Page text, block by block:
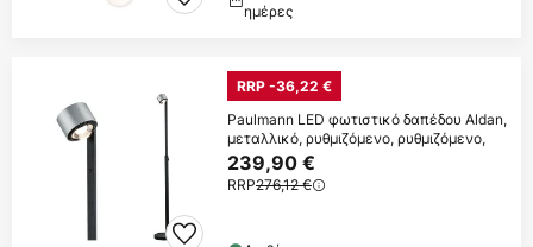
ημέρες
RRP -36,22 €
Paulmann LED φωτιστικό δαπέδου Aldan,
μεταλλικό, ρυθμιζόμενο, ρυθμιζόμενο,
239,90 €
RRP276,12 €